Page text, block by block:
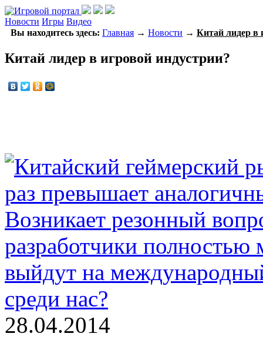
Новости Игры Видео
Вы находитесь здесь: Главная → Новости → Китай лидер в
Китай лидер в игровой индустрии?
28.04.2014